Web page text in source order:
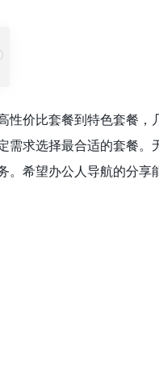
性价比套餐到特色套餐，
需求选择最合适的套餐。
。希望办公人导航的分享